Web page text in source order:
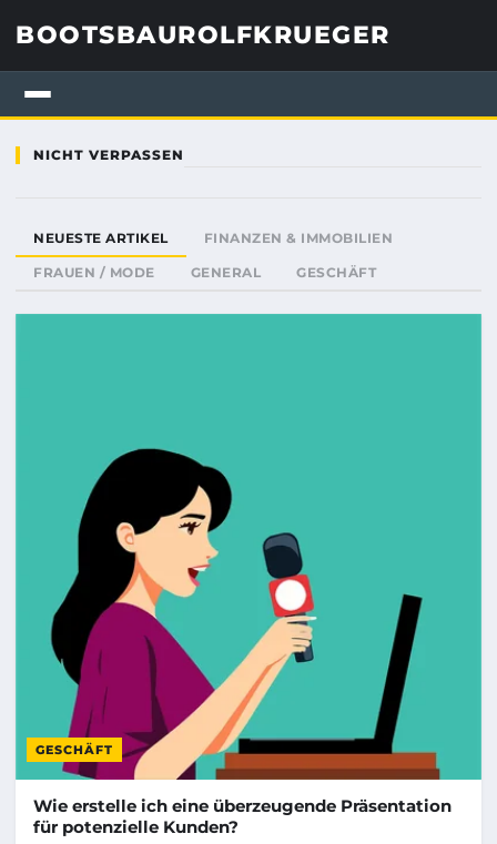
BOOTSBAUROLFKRUEGER
NICHT VERPASSEN
NEUESTE ARTIKEL FINANZEN & IMMOBILIEN
FRAUEN / MODE GENERAL GESCHÄFT
GESCHÄFT
Wie erstelle ich eine überzeugende Präsentation
für potenzielle Kunden?